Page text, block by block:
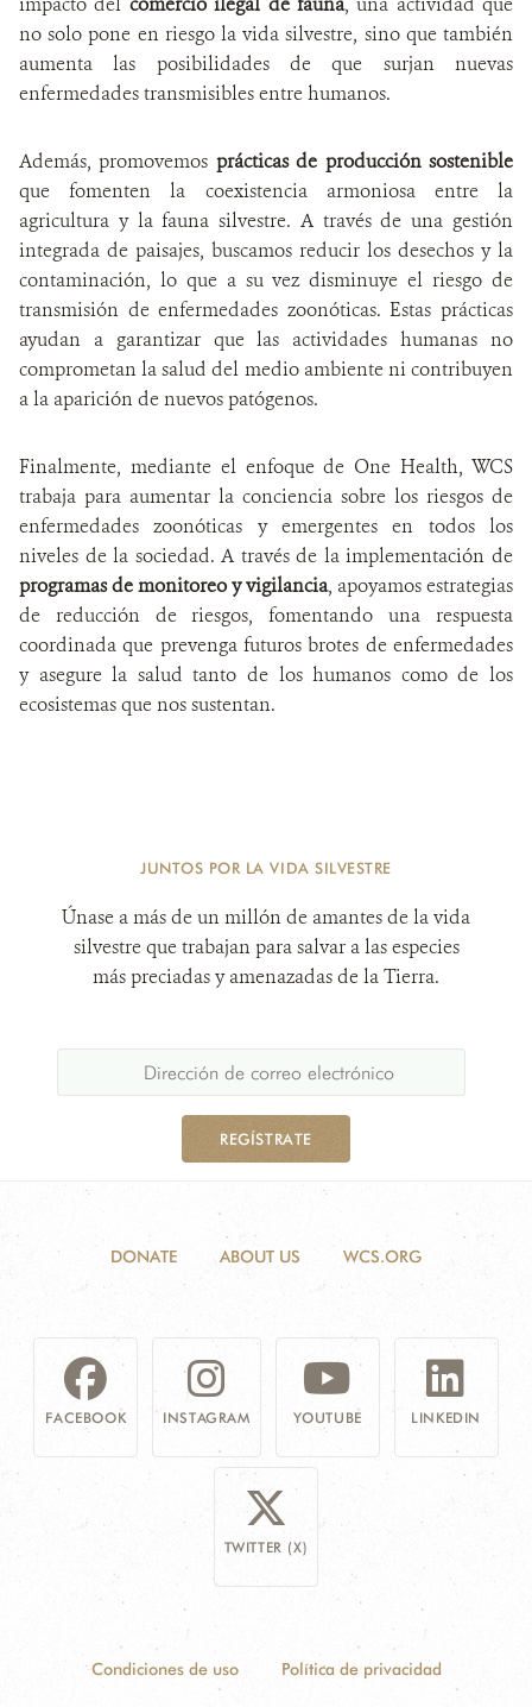
no solo pone en riesgo la vida silvestre, sino que también
aumenta las posibilidades de que surjan nuevas
enfermedades transmisibles entre humanos.
Además, promovemos prácticas de producción sostenible
que fomenten la coexistencia armoniosa entre la
agricultura y la fauna silvestre. A través de una gestión
integrada de paisajes, buscamos reducir los desechos y la
contaminación, lo que a su vez disminuye el riesgo de
transmisión de enfermedades zoonóticas. Estas prácticas
ayudan a garantizar que las actividades humanas no
comprometan la salud del medio ambiente ni contribuyen
a la aparición de nuevos patógenos.
Finalmente, mediante el enfoque de One Health, WCS
trabaja para aumentar la conciencia sobre los riesgos de
enfermedades zoonóticas y emergentes en todos los
niveles de la sociedad. A través de la implementación de
programas de monitoreo y vigilancia, apoyamos estrategias
de reducción de riesgos, fomentando una respuesta
coordinada que prevenga futuros brotes de enfermedades
y asegure la salud tanto de los humanos como de los
ecosistemas que nos sustentan.
JUNTOS POR LA VIDA SILVESTRE
Únase a más de un millón de amantes de la vida
silvestre que trabajan para salvar a las especies
más preciadas y amenazadas de la Tierra.
REGÍSTRATE
DONATE ABOUT US WCS.ORG
FACEBOOK INSTAGRAM YOUTUBE LINKEDIN
TWITTER (X)
Condiciones de uso Política de privacidad